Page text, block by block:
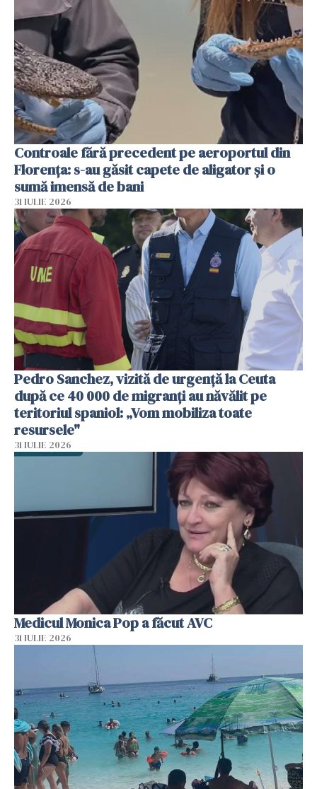
Controale fără precedent pe aeroportul din
Florența: s-au găsit capete de aligator și o
sumă imensă de bani
31 IULIE 2026
Pedro Sanchez, vizită de urgență la Ceuta
după ce 40 000 de migranți au năvălit pe
teritoriul spaniol: „Vom mobiliza toate
resursele"
31 IULIE 2026
Medicul Monica Pop a făcut AVC
31 IULIE 2026